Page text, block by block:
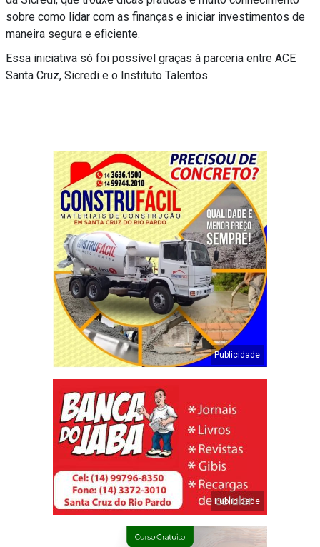
sobre como lidar com as finanças e iniciar investimentos de
maneira segura e eficiente.
Essa iniciativa só foi possível graças à parceria entre ACE
Santa Cruz, Sicredi e o Instituto Talentos.